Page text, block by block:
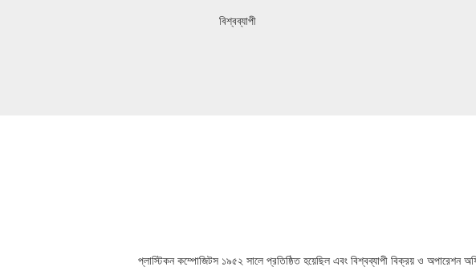
বিশ্বব্যাপী
প্লাস্টিকন কম্পোজিটস ১৯৫২ সালে প্রতিষ্ঠিত হয়েছিল এবং বিশ্বব্যাপী বিক্রয় ও অপারেশন